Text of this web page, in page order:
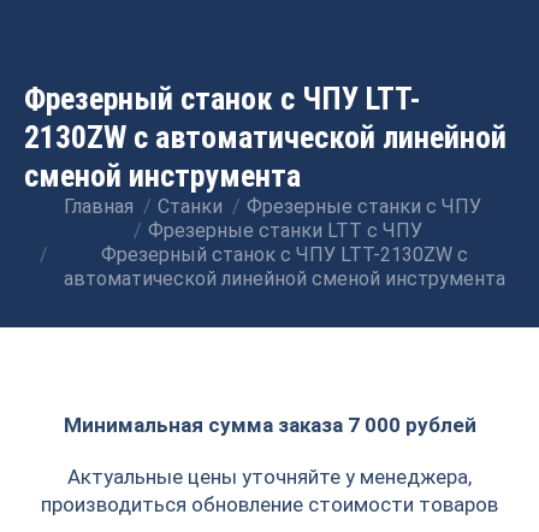
Фрезерный станок с ЧПУ LTT-
2130ZW с автоматической линейной
сменой инструмента
Вы здесь:
Главная Станки
Фрезерные станки с ЧПУ
Фрезерные станки LTT с ЧПУ
Фрезерный станок с ЧПУ LTT-2130ZW с
автоматической линейной сменой инструмента
Минимальная сумма заказа 7 000 рублей
Актуальные цены уточняйте у менеджера,
производиться обновление стоимости товаров